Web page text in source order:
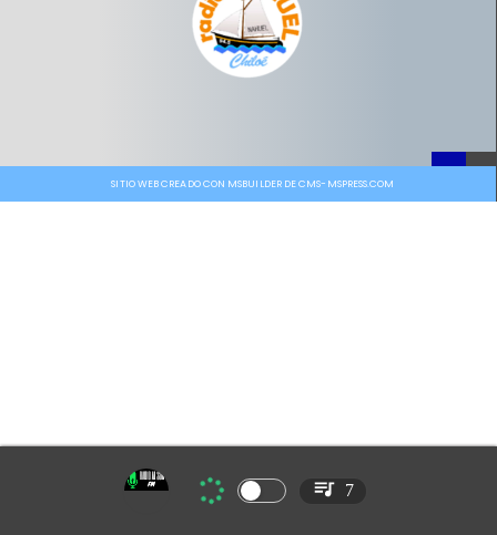
SITIO WEB CREADO CON MSBUILDER DE CMS-MSPRESS.COM
7